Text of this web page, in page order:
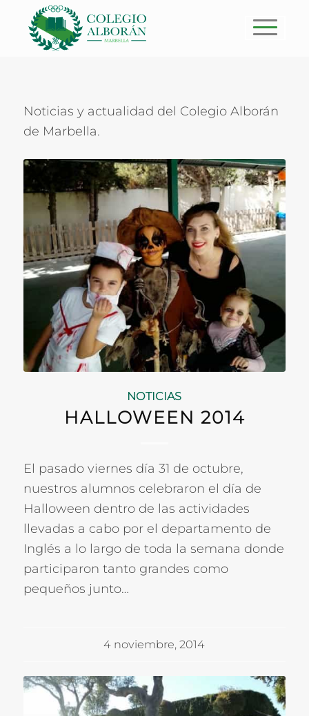
Noticias y actualidad del Colegio Alborán
de Marbella.
NOTICIAS
HALLOWEEN 2014
El pasado viernes día 31 de octubre,
nuestros alumnos celebraron el día de
Halloween dentro de las actividades
llevadas a cabo por el departamento de
Inglés a lo largo de toda la semana donde
participaron tanto grandes como
pequeños junto…
4 noviembre, 2014